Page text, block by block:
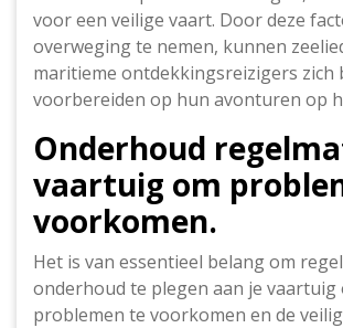
voor een veilige vaart. Door deze
overweging te nemen, kunnen
maritieme ontdekkingsreizigers zich
voorbereiden op hun avonturen op
Onderhoud
vaartuig om
voorkomen.
Het is van essentieel belang om
onderhoud te plegen aan je vaartuig
problemen te voorkomen en de